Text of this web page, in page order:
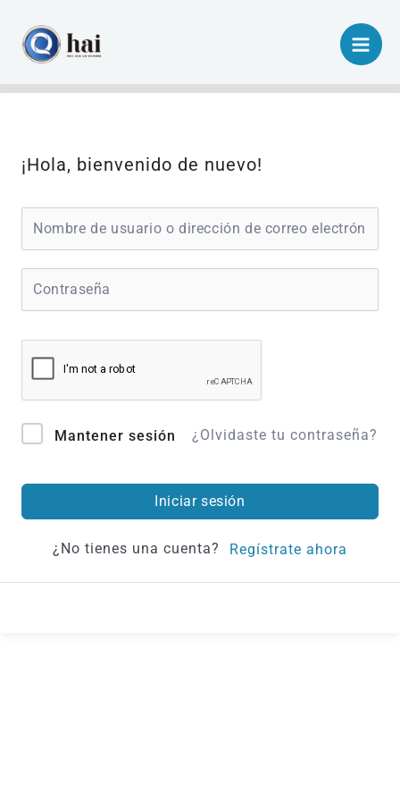
contenido
¡Hola, bienvenido de nuevo!
Mantener sesión ¿Olvidaste tu contraseña?
Iniciar sesión
¿No tienes una cuenta? Regístrate ahora